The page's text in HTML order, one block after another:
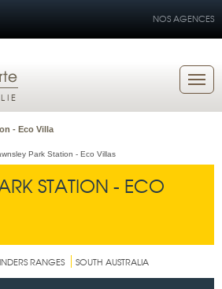
NOS AGENCES
- Eco Villa
STATION - ECO
RANGES SOUTH AUSTRALIA